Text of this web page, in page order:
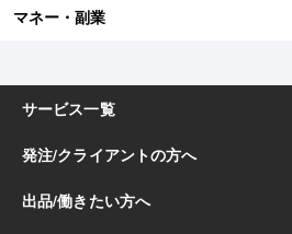
マネー・副業